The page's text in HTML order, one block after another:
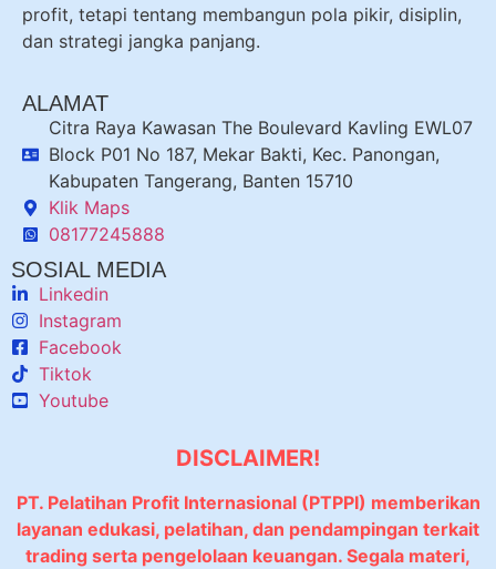
profit, tetapi tentang membangun pola pikir, disiplin,
dan strategi jangka panjang.
ALAMAT
Citra Raya Kawasan The Boulevard Kavling EWL07
Block P01 No 187, Mekar Bakti, Kec. Panongan,
Kabupaten Tangerang, Banten 15710
Klik Maps
08177245888
SOSIAL MEDIA
Linkedin
Instagram
Facebook
Tiktok
Youtube
DISCLAIMER!
PT. Pelatihan Profit Internasional (PTPPI) memberikan
layanan edukasi, pelatihan, dan pendampingan terkait
trading serta pengelolaan keuangan. Segala materi,